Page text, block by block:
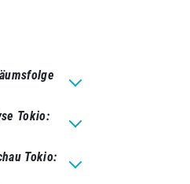
Tokio:
Tokio: